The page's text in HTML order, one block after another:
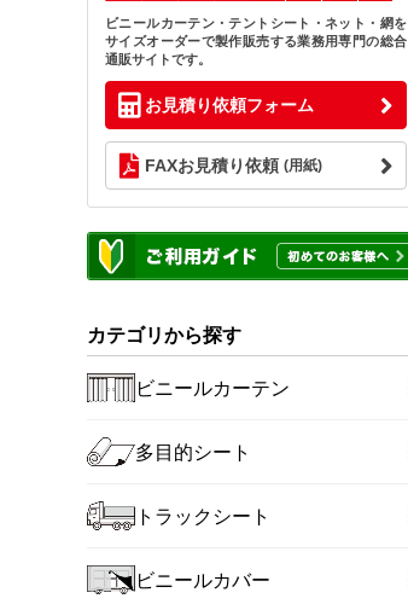
ビニールカーテン・テントシート・ネット・網を
サイズオーダーで製作販売する業務用専門の総合
通販サイトです。
お見積り依頼フォーム
FAXお見積り依頼 (用紙)
カテゴリから探す
ビニールカーテン
多目的シート
トラックシート
ビニールカバー